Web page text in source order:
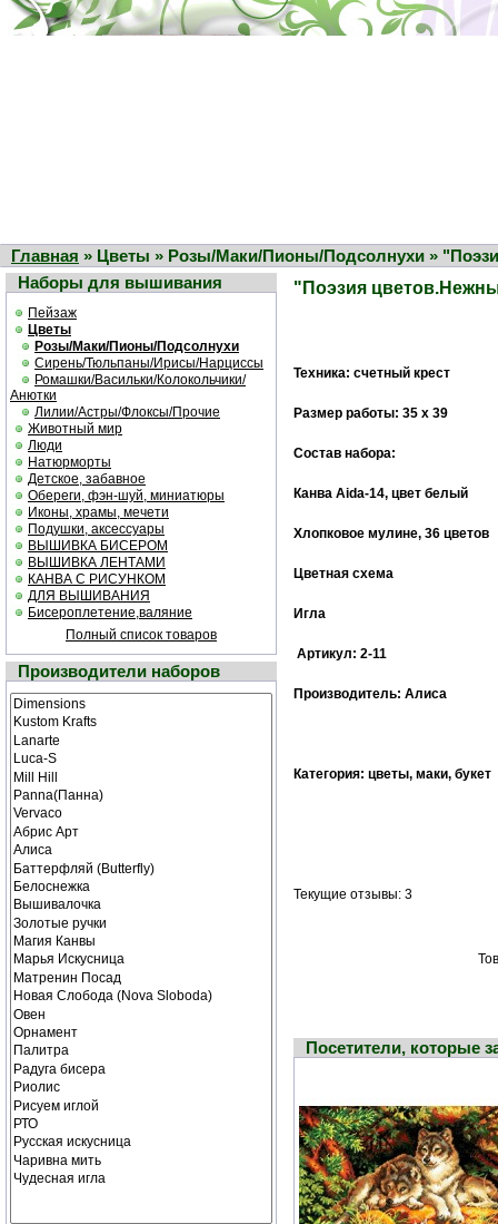
Главная » Цветы » Розы/Маки/Пионы/Подсолнухи »
Наборы для вышивания
Пейзаж
Цветы
Розы/Маки/Пионы/Подсолнухи
Сирень/Тюльпаны/Ирисы/Нарциссы
Ромашки/Васильки/Колокольчики/
Анютки
Лилии/Астры/Флоксы/Прочие
Животный мир
Люди
Натюрморты
Детское, забавное
Обереги, фэн-шуй, миниатюры
Иконы, храмы, мечети
Подушки, аксессуары
ВЫШИВКА БИСЕРОМ
ВЫШИВКА ЛЕНТАМИ
КАНВА С РИСУНКОМ
ДЛЯ ВЫШИВАНИЯ
Бисероплетение,валяние
Полный список товаров
Производители наборов
"Поэзия
Техника: счетный крест
Размер работы: 35 х 39
Состав набора:
Канва Aida-14, цвет белый
Хлопковое мулине, 36 цветов
Цветная схема
Игла
Артикул: 2-11
Производитель: Алиса
Категория: цветы, маки, букет
Текущие отзывы: 3
Посетители, которые